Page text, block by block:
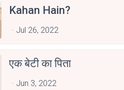
Kahan Hain?
Jul 26, 2022
एक बेटी का पिता
Jun 3, 2022